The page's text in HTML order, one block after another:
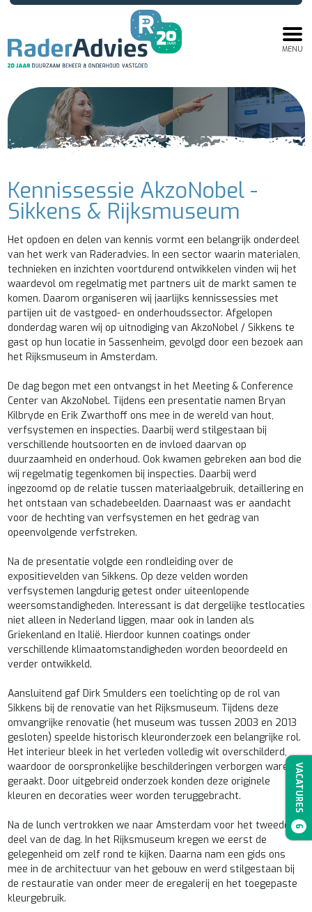
MENU
VACATURES
6
Kennissessie AkzoNobel -
Sikkens & Rijksmuseum
Het opdoen en delen van kennis vormt een belangrijk onderdeel
van het werk van Raderadvies. In een sector waarin materialen,
technieken en inzichten voortdurend ontwikkelen vinden wij het
waardevol om regelmatig met partners uit de markt samen te
komen. Daarom organiseren wij jaarlijks kennissessies met
partijen uit de vastgoed- en onderhoudssector. Afgelopen
donderdag waren wij op uitnodiging van AkzoNobel / Sikkens te
gast op hun locatie in Sassenheim, gevolgd door een bezoek aan
het Rijksmuseum in Amsterdam.
De dag begon met een ontvangst in het Meeting & Conference
Center van AkzoNobel. Tijdens een presentatie namen Bryan
Kilbryde en Erik Zwarthoff ons mee in de wereld van hout,
verfsystemen en inspecties. Daarbij werd stilgestaan bij
verschillende houtsoorten en de invloed daarvan op
duurzaamheid en onderhoud. Ook kwamen gebreken aan bod die
wij regelmatig tegenkomen bij inspecties. Daarbij werd
ingezoomd op de relatie tussen materiaalgebruik, detaillering en
het ontstaan van schadebeelden. Daarnaast was er aandacht
voor de hechting van verfsystemen en het gedrag van
opeenvolgende verfstreken.
Na de presentatie volgde een rondleiding over de
expositievelden van Sikkens. Op deze velden worden
verfsystemen langdurig getest onder uiteenlopende
weersomstandigheden. Interessant is dat dergelijke testlocaties
niet alleen in Nederland liggen, maar ook in landen als
Griekenland en Italië. Hierdoor kunnen coatings onder
verschillende klimaatomstandigheden worden beoordeeld en
verder ontwikkeld.
Aansluitend gaf Dirk Smulders een toelichting op de rol van
Sikkens bij de renovatie van het Rijksmuseum. Tijdens deze
omvangrijke renovatie (het museum was tussen 2003 en 2013
gesloten) speelde historisch kleuronderzoek een belangrijke rol.
Het interieur bleek in het verleden volledig wit overschilderd,
waardoor de oorspronkelijke beschilderingen verborgen waren
geraakt. Door uitgebreid onderzoek konden deze originele
kleuren en decoraties weer worden teruggebracht.
Na de lunch vertrokken we naar Amsterdam voor het tweede
deel van de dag. In het Rijksmuseum kregen we eerst de
gelegenheid om zelf rond te kijken. Daarna nam een gids ons
mee in de architectuur van het gebouw en werd stilgestaan bij
de restauratie van onder meer de eregalerij en het toegepaste
kleurgebruik.